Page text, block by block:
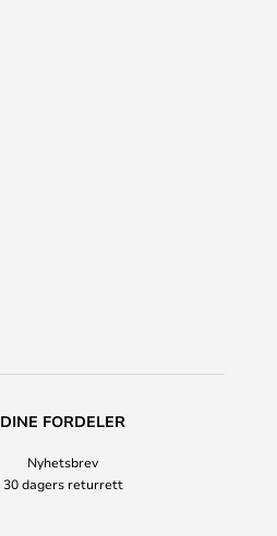
DINE FORDELER
Nyhetsbrev
30 dagers returrett